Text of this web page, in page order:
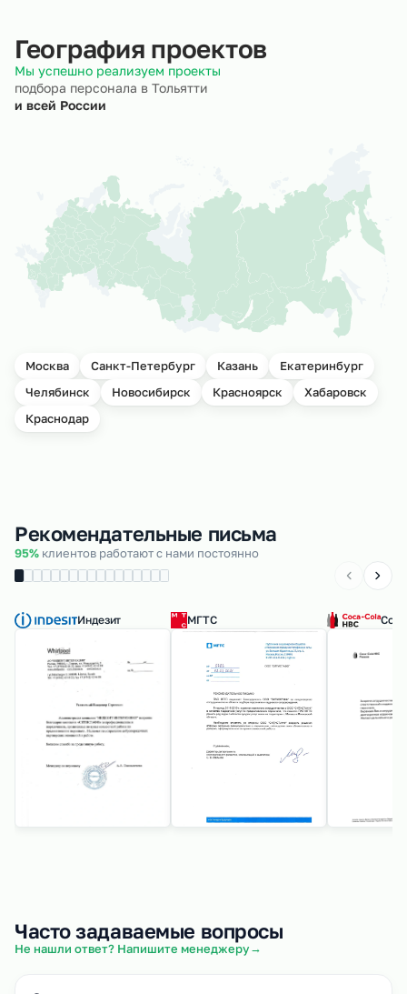
География проектов
Мы успешно реализуем проекты
подбора персонала в Тольятти
и всей России
Москва Санкт-Петербург Казань
Екатеринбург
Челябинск
Новосибирск Красноярск
Хабаровск
Краснодар
Рекомендательные письма
95% клиентов работают с нами постоянно
Индезит МГТС
Часто задаваемые вопросы
Не нашли ответ? Напишите менеджеру→